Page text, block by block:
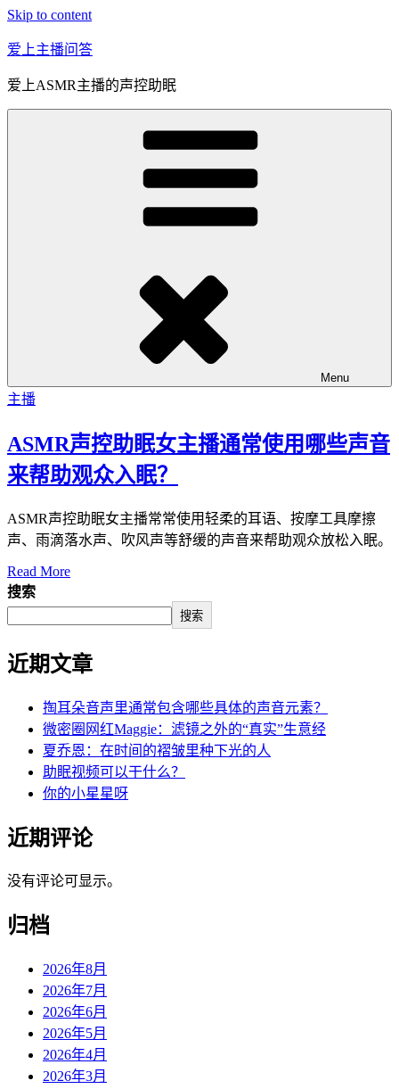
Skip to content
爱上主播问答
爱上ASMR主播的声控助眠
Menu
主播
ASMR声控助眠女主播通常使用哪些声音
来帮助观众入眠？
ASMR声控助眠女主播常常使用轻柔的耳语、按摩工具摩擦
声、雨滴落水声、吹风声等舒缓的声音来帮助观众放松入眠。
Read More
搜索
搜索
近期文章
掏耳朵音声里通常包含哪些具体的声音元素？
微密圈网红Maggie：滤镜之外的“真实”生意经
夏乔恩：在时间的褶皱里种下光的人
助眠视频可以干什么？
你的小星星呀
近期评论
没有评论可显示。
归档
2026年8月
2026年7月
2026年6月
2026年5月
2026年4月
2026年3月